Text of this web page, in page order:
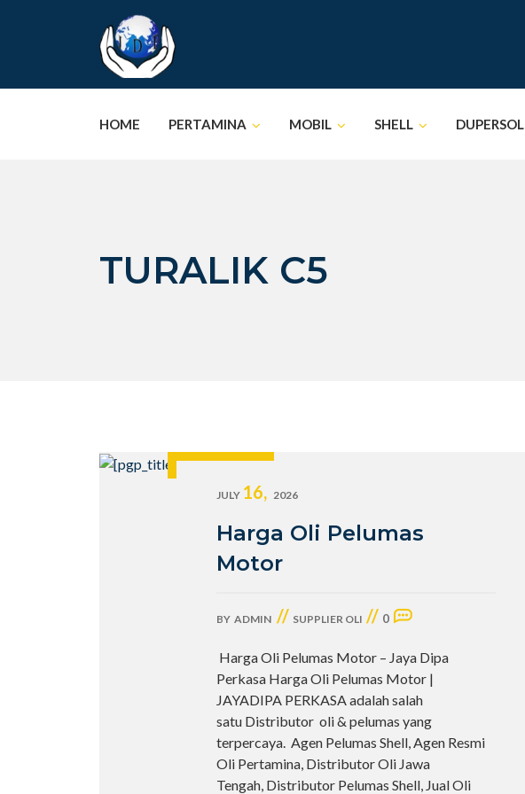
HOME PERTAMINA MOBIL SHELL DUPERSOL
TURALIK C5
JULY 16, 2026
Harga Oli Pelumas
Motor
BY ADMIN // SUPPLIER OLI // 0
Harga Oli Pelumas Motor – Jaya Dipa
Perkasa Harga Oli Pelumas Motor |
JAYADIPA PERKASA adalah salah
satu Distributor oli & pelumas yang
terpercaya. Agen Pelumas Shell, Agen Resmi
Oli Pertamina, Distributor Oli Jawa
Tengah, Distributor Pelumas Shell, Jual Oli